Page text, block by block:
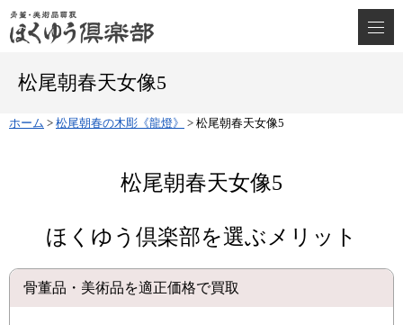
松尾朝春天女像5
ホーム > 松尾朝春の木彫《龍燈》 > 松尾朝春天女像5
松尾朝春天女像5
ほくゆう倶楽部を選ぶメリット
骨董品・美術品を適正価格で買取